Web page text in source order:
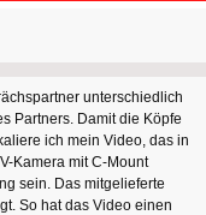
unterschiedlich
Partners. Damit die Köpfe
ich mein Video, das in
Kamera mit C-Mount
sein. Das mitgelieferte
So hat das Video einen